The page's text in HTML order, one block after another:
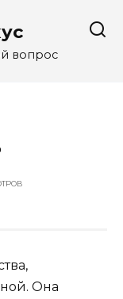
вопрос
Она